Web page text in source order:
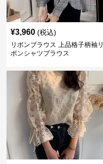
¥3,960 (税込)
リボンブラウス 上品格子柄袖リ
ボンシャツブラウス